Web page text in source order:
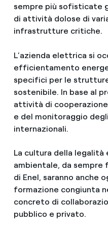
sempre più sofisticate
di attività dolose di
infrastrutture critiche.
L’azienda elettrica si
efficientamento
specifici per le
sostenibile. In base al
attività di
e del monitoraggio
internazionali.
La cultura della
ambientale, da sempre
di Enel, saranno anche
formazione congiunta
concreto di
pubblico e privato.